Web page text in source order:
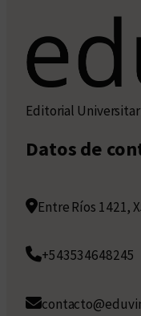
Editorial
Datos de
Entre Ríos 1421,
+543534648245